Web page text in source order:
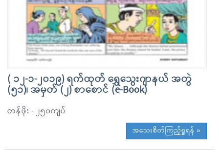
( ၁၂-၁-၂၀၁၉) ရက်ထုတ် ရွှေသွေးဂျာနယ် အတွဲ
(၅၁)၊ အမှတ် (၂) စာစောင် (e-Book)
တန်ဖိုး - ၂၅၀ကျပ်
အသေးစိတ်ကြည့်ရှုရန် »